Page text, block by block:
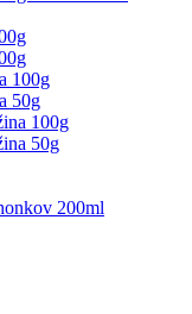
100g
50g
100g
50g
200ml